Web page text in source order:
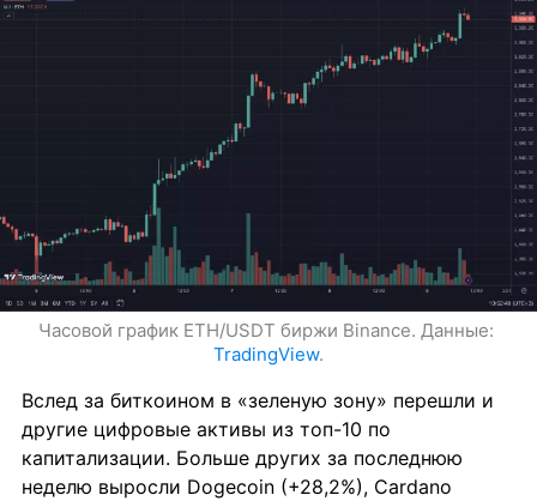
TradingView.
Вслед за биткоином в «зеленую зону» перешли и
другие цифровые активы из топ-10 по
капитализации. Больше других за последнюю
неделю выросли Dogecoin (+28,2%), Cardano